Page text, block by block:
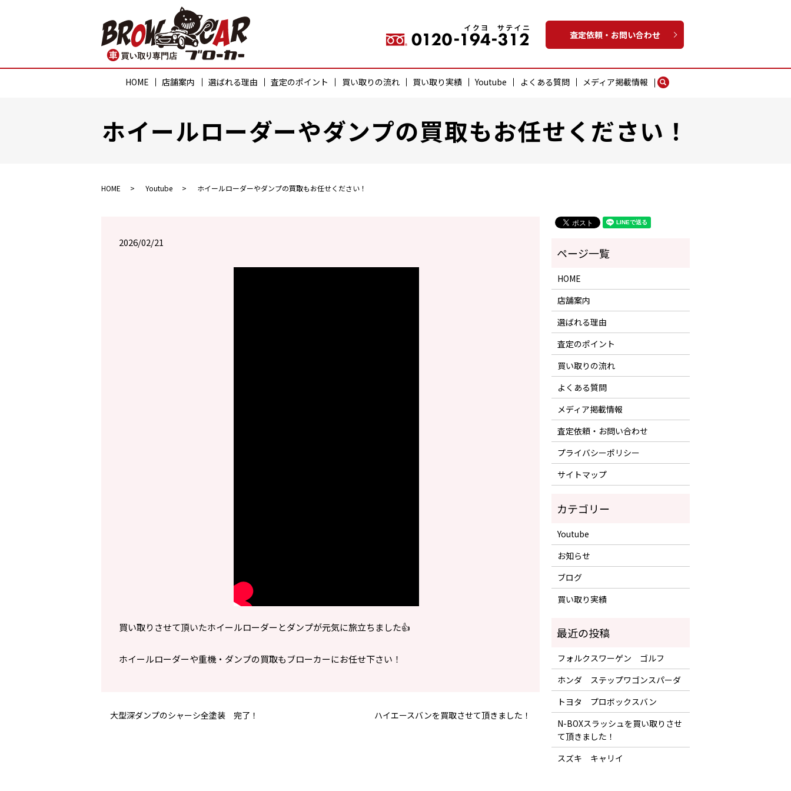
HOME 店舗案内 選ばれる理由 査定のポイント 買い取りの流れ 買い取り実績 Youtube よくある質問 メディア掲載情報 search
査定依頼・お問い合わせ
ホイールローダーやダンプの買取もお任せください！
HOME Youtube ホイールローダーやダンプの買取もお任せください！
2026/02/21
買い取りさせて頂いたホイールローダーとダンプが元気に旅立ちました👍
ホイールローダーや重機・ダンプの買取もブローカーにお任せ下さい！
大型深ダンプのシャーシ全塗装 完了！ ハイエースバンを買取させて頂きました！
HOME
店舗案内
選ばれる理由
査定のポイント
買い取りの流れ
よくある質問
メディア掲載情報
査定依頼・お問い合わせ
プライバシーポリシー
サイトマップ
Youtube
お知らせ
ブログ
買い取り実績
フォルクスワーゲン ゴルフ
ホンダ ステップワゴンスパーダ
トヨタ プロボックスバン
N-BOXスラッシュを買い取りさせ
て頂きました！
スズキ キャリイ